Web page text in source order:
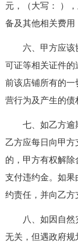
元，（大写： ）
备及其他相关费用
六、甲方应该协
可证等相关证件
前该店铺所有的
营行为及产生的债
七、如乙方逾期
乙方应每日向甲方
的，甲方有权解
支付违约金。如果
约责任，并向乙方
八、如因自然灾
无关，但遇政府规